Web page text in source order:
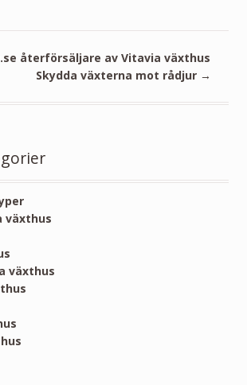
återförsäljare av Vitavia växthus
Skydda växterna mot rådjur →
växthus
växthus